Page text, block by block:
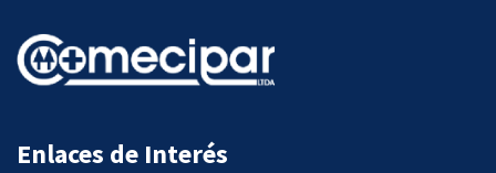
Enlaces de Interés